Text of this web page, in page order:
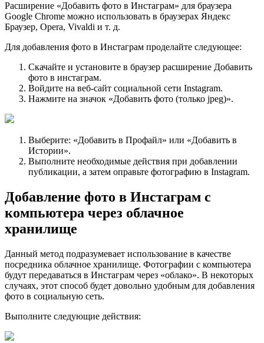
Расширение «Добавить фото в Инстаграм» для браузера
Google Chrome можно использовать в браузерах Яндекс
Браузер, Opera, Vivaldi и т. д.
Для добавления фото в Инстаграм проделайте следующее:
Скачайте и установите в браузер расширение Добавить
фото в инстаграм.
Войдите на веб-сайт социальной сети Instagram.
Нажмите на значок «Добавить фото (только jpeg)».
Выберите: «Добавить в Профайл» или «Добавить в
Истории».
Выполните необходимые действия при добавлении
публикации, а затем оправьте фотографию в Instagram.
Добавление фото в Инстаграм с
компьютера через облачное
хранилище
Данный метод подразумевает использование в качестве
посредника облачное хранилище. Фотографии с компьютера
будут передаваться в Инстаграм через «облако». В некоторых
случаях, этот способ будет довольно удобным для добавления
фото в социальную сеть.
Выполните следующие действия: